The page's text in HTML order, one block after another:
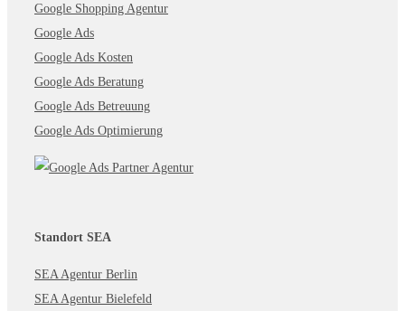
Google Shopping Agentur
Google Ads
Google Ads Kosten
Google Ads Beratung
Google Ads Betreuung
Google Ads Optimierung
Standort SEA
SEA Agentur Berlin
SEA Agentur Bielefeld